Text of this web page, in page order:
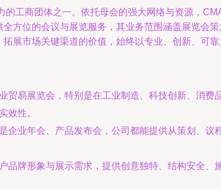
工商团体之一。依托母会的强大网络与资源，
方位的会议与展览服务，其业务范围涵盖展览会
展市场关键渠道的价值，始终以专业、创新、可靠
贸易展览会，特别是在工业制造、科技创新、消
效性。
企业年会、产品发布会，公司都能提供从策划、议
品牌形象与展示需求，提供创意独特、结构安全、